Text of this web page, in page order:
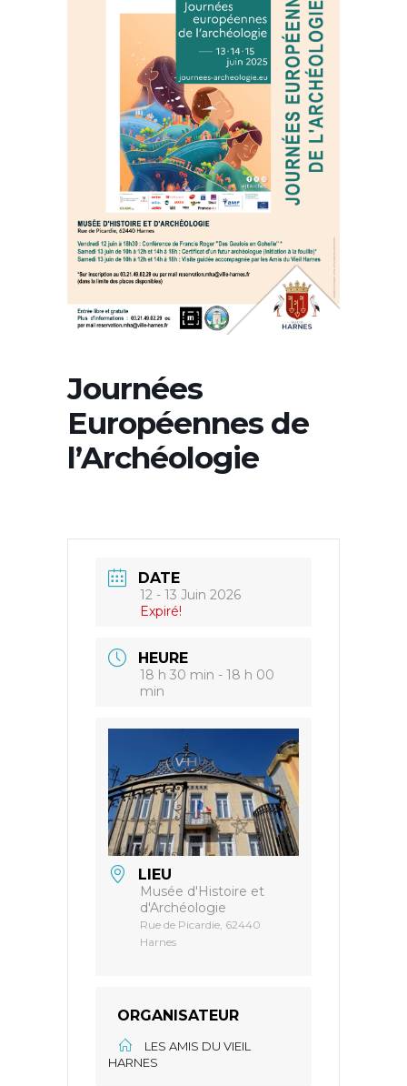
Journées
Européennes de
l’Archéologie
DATE
12 - 13 Juin 2026
Expiré!
HEURE
18 h 30 min - 18 h 00
min
LIEU
Musée d'Histoire et
d'Archéologie
Rue de Picardie, 62440
Harnes
ORGANISATEUR
LES AMIS DU VIEIL
HARNES